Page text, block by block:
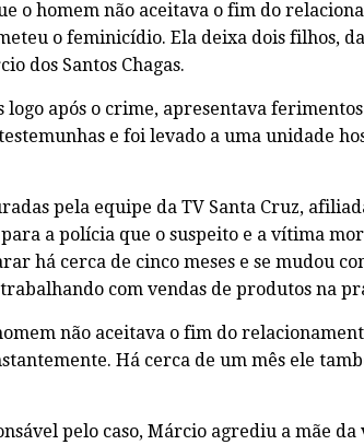
o homem não aceitava o fim do
o feminicídio. Ela deixa dois filhos,
dos Santos Chagas.
após o crime, apresentava ferimentos
e foi levado a uma unidade
pela equipe da TV Santa Cruz,
a polícia que o suspeito e a vítima
há cerca de cinco meses e se mudou
com vendas de produtos na
não aceitava o fim do
Há cerca de um mês ele
pelo caso, Márcio agrediu a mãe